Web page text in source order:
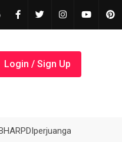
Login / Sign Up